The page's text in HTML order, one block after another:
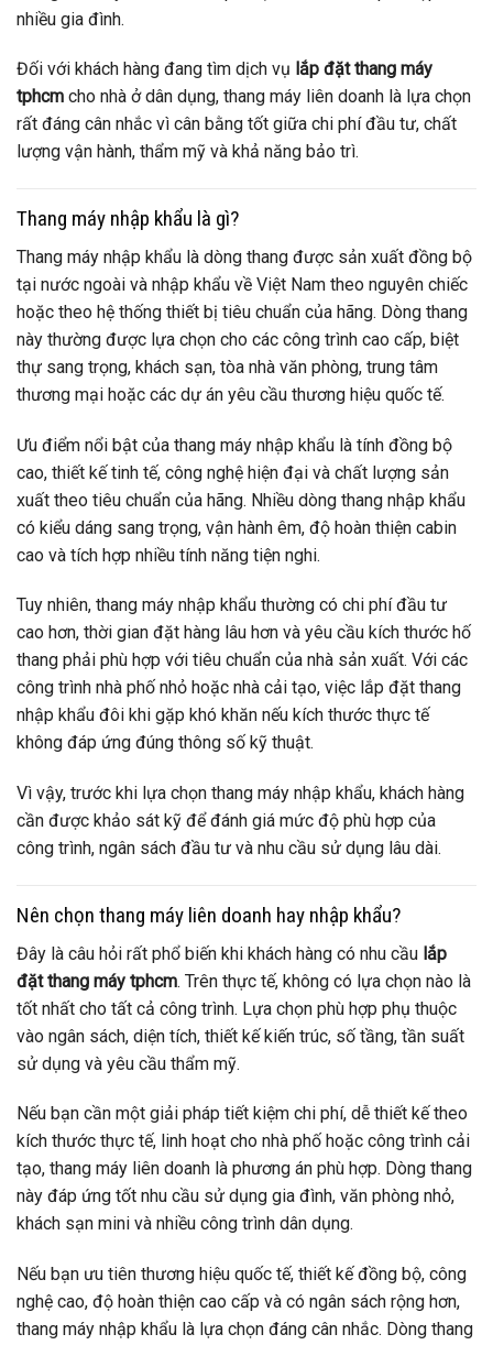
nhiều gia đình.
Đối với khách hàng đang tìm dịch vụ lắp đặt thang máy
tphcm cho nhà ở dân dụng, thang máy liên doanh là lựa chọn
rất đáng cân nhắc vì cân bằng tốt giữa chi phí đầu tư, chất
lượng vận hành, thẩm mỹ và khả năng bảo trì.
Thang máy nhập khẩu là gì?
Thang máy nhập khẩu là dòng thang được sản xuất đồng bộ
tại nước ngoài và nhập khẩu về Việt Nam theo nguyên chiếc
hoặc theo hệ thống thiết bị tiêu chuẩn của hãng. Dòng thang
này thường được lựa chọn cho các công trình cao cấp, biệt
thự sang trọng, khách sạn, tòa nhà văn phòng, trung tâm
thương mại hoặc các dự án yêu cầu thương hiệu quốc tế.
Ưu điểm nổi bật của thang máy nhập khẩu là tính đồng bộ
cao, thiết kế tinh tế, công nghệ hiện đại và chất lượng sản
xuất theo tiêu chuẩn của hãng. Nhiều dòng thang nhập khẩu
có kiểu dáng sang trọng, vận hành êm, độ hoàn thiện cabin
cao và tích hợp nhiều tính năng tiện nghi.
Tuy nhiên, thang máy nhập khẩu thường có chi phí đầu tư
cao hơn, thời gian đặt hàng lâu hơn và yêu cầu kích thước hố
thang phải phù hợp với tiêu chuẩn của nhà sản xuất. Với các
công trình nhà phố nhỏ hoặc nhà cải tạo, việc lắp đặt thang
nhập khẩu đôi khi gặp khó khăn nếu kích thước thực tế
không đáp ứng đúng thông số kỹ thuật.
Vì vậy, trước khi lựa chọn thang máy nhập khẩu, khách hàng
cần được khảo sát kỹ để đánh giá mức độ phù hợp của
công trình, ngân sách đầu tư và nhu cầu sử dụng lâu dài.
Nên chọn thang máy liên doanh hay nhập khẩu?
Đây là câu hỏi rất phổ biến khi khách hàng có nhu cầu lắp
đặt thang máy tphcm. Trên thực tế, không có lựa chọn nào là
tốt nhất cho tất cả công trình. Lựa chọn phù hợp phụ thuộc
vào ngân sách, diện tích, thiết kế kiến trúc, số tầng, tần suất
sử dụng và yêu cầu thẩm mỹ.
Nếu bạn cần một giải pháp tiết kiệm chi phí, dễ thiết kế theo
kích thước thực tế, linh hoạt cho nhà phố hoặc công trình cải
tạo, thang máy liên doanh là phương án phù hợp. Dòng thang
này đáp ứng tốt nhu cầu sử dụng gia đình, văn phòng nhỏ,
khách sạn mini và nhiều công trình dân dụng.
Nếu bạn ưu tiên thương hiệu quốc tế, thiết kế đồng bộ, công
nghệ cao, độ hoàn thiện cao cấp và có ngân sách rộng hơn,
thang máy nhập khẩu là lựa chọn đáng cân nhắc. Dòng thang